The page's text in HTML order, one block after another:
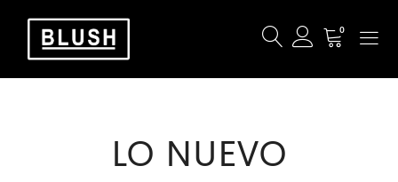
0
LO NUEVO